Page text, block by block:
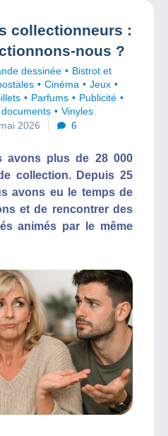
collectionneurs :
nous ?
dessinée
Bistrot et
Cinéma
Jeux
Parfums
Publicité
Vinyles
2026
6
avons plus de 28 000
collection. Depuis 25
avons eu le temps de
et de rencontrer des
animés par le même